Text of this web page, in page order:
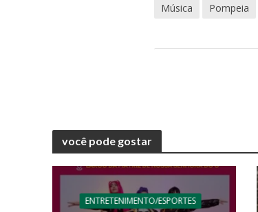
Música
Pompeia
você pode gostar
ENTRETENIMENTO/ESPORTES